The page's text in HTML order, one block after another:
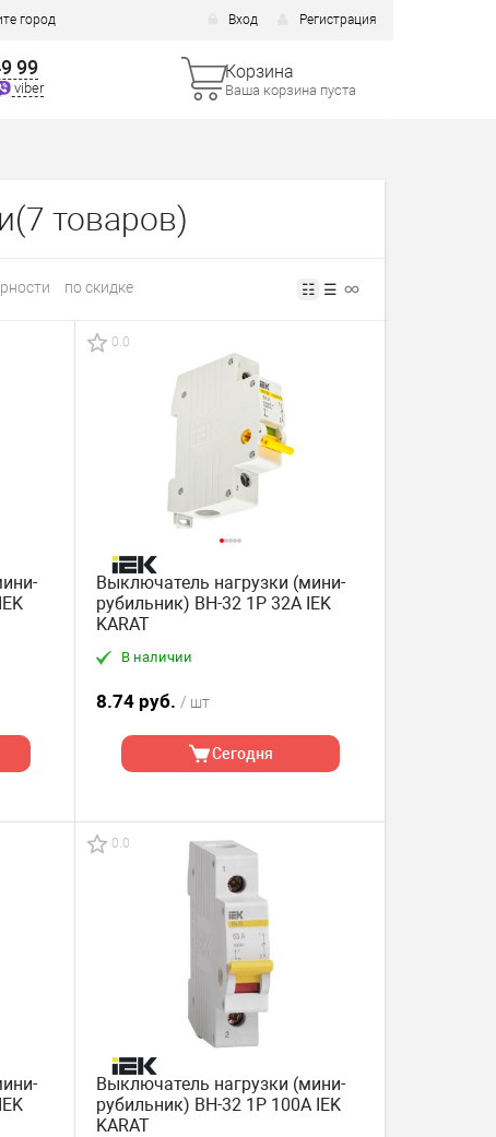
город Вход Регистрация
99
viber
Корзина
Ваша корзина пуста
(7 товаров)
по скидке ☷ ☰
0.0
Выключатель нагрузки (мини-
рубильник) ВН-32 1P 32А IEK
KARAT
В наличии
8.74 руб. / шт
Сегодня
0.0
Выключатель нагрузки (мини-
рубильник) ВН-32 1P 100А IEK
KARAT